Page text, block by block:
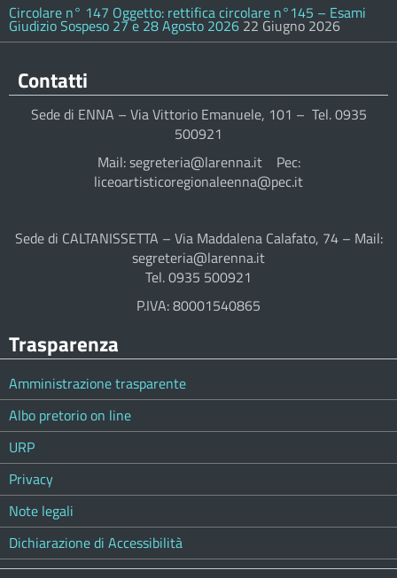
Circolare n° 147 Oggetto: rettifica circolare n°145 – Esami
Giudizio Sospeso 27 e 28 Agosto 2026 22 Giugno 2026
Contatti
Sede di ENNA – Via Vittorio Emanuele, 101 – Tel. 0935
500921
Mail: segreteria@larenna.it Pec:
liceoartisticoregionaleenna@pec.it
Sede di CALTANISSETTA – Via Maddalena Calafato, 74 – Mail:
segreteria@larenna.it
Tel. 0935 500921
P.IVA: 80001540865
Trasparenza
Amministrazione trasparente
Albo pretorio on line
URP
Privacy
Note legali
Dichiarazione di Accessibilità